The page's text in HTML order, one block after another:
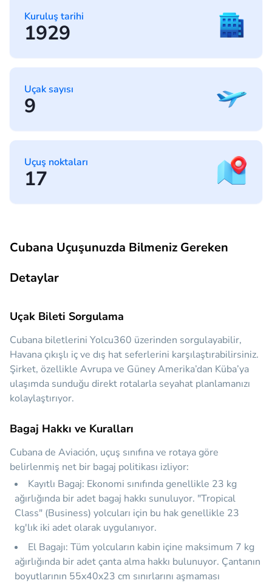
Kuruluş tarihi
1929
Uçak sayısı
9
Uçuş noktaları
17
Cubana Uçuşunuzda Bilmeniz Gereken
Detaylar
Uçak Bileti Sorgulama
Cubana biletlerini Yolcu360 üzerinden sorgulayabilir,
Havana çıkışlı iç ve dış hat seferlerini karşılaştırabilirsiniz.
Şirket, özellikle Avrupa ve Güney Amerika’dan Küba’ya
ulaşımda sunduğu direkt rotalarla seyahat planlamanızı
kolaylaştırıyor.
Bagaj Hakkı ve Kuralları
Cubana de Aviación, uçuş sınıfına ve rotaya göre
belirlenmiş net bir bagaj politikası izliyor:
Kayıtlı Bagaj: Ekonomi sınıfında genellikle 23 kg
ağırlığında bir adet bagaj hakkı sunuluyor. "Tropical
Class" (Business) yolcuları için bu hak genellikle 23
kg'lık iki adetolarak uygulanıyor.
El Bagajı: Tüm yolcuların kabin içine maksimum 7 kg
ağırlığında bir adet çanta alma hakkı bulunuyor. Çantanın
boyutlarının 55x40x23 cm sınırlarını aşmaması